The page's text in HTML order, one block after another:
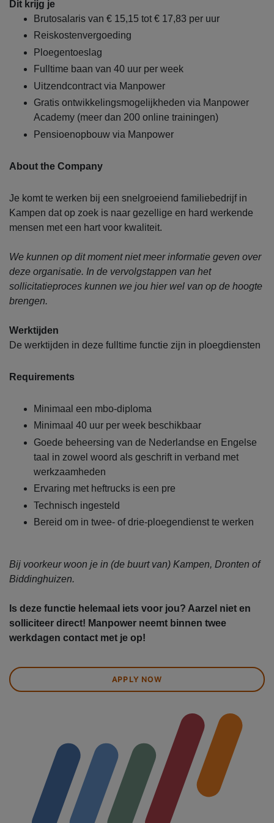
Dit krijg je
Brutosalaris van € 15,15 tot € 17,83 per uur
Reiskostenvergoeding
Ploegentoeslag
Fulltime baan van 40 uur per week
Uitzendcontract via Manpower
Gratis ontwikkelingsmogelijkheden via Manpower
Academy (meer dan 200 online trainingen)
Pensioenopbouw via Manpower
About the Company
Je komt te werken bij een snelgroeiend familiebedrijf in
Kampen dat op zoek is naar gezellige en hard werkende
mensen met een hart voor kwaliteit.
We kunnen op dit moment niet meer informatie geven over
deze organisatie. In de vervolgstappen van het
sollicitatieproces kunnen we jou hier wel van op de hoogte
brengen.
Werktijden
De werktijden in deze fulltime functie zijn in ploegdiensten
Requirements
Minimaal een mbo-diploma
Minimaal 40 uur per week beschikbaar
Goede beheersing van de Nederlandse en Engelse
taal in zowel woord als geschrift in verband met
werkzaamheden
Ervaring met heftrucks is een pre
Technisch ingesteld
Bereid om in twee- of drie-ploegendienst te werken
Bij voorkeur woon je in (de buurt van) Kampen, Dronten of
Biddinghuizen.
Is deze functie helemaal iets voor jou? Aarzel niet en
solliciteer direct! Manpower neemt binnen twee
werkdagen contact met je op!
APPLY NOW